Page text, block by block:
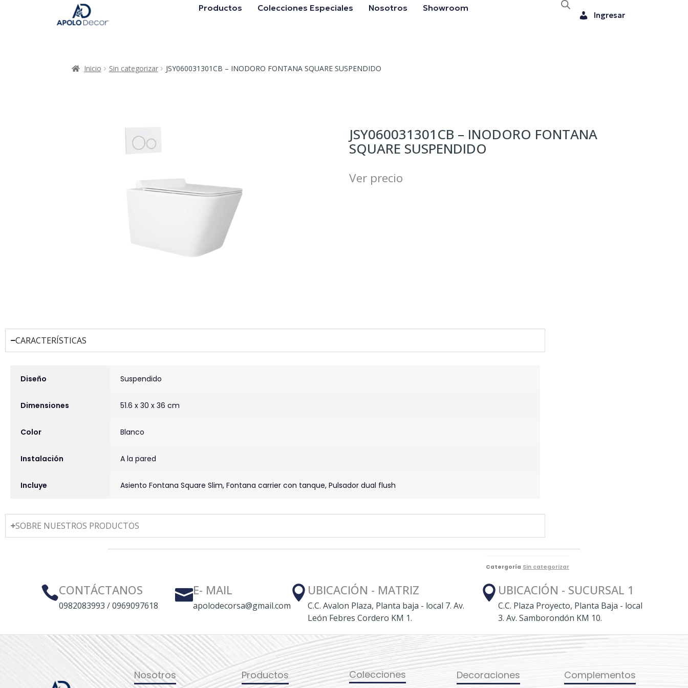
Productos Colecciones Especiales Nosotros Showroom
Ingresar
Inicio Sin categorizar JSY060031301CB – INODORO FONTANA SQUARE SUSPENDIDO
JSY060031301CB – INODORO FONTANA
SQUARE SUSPENDIDO
Ver precio
CARACTERÍSTICAS
Diseño Suspendido
Dimensiones 51.6 x 30 x 36 cm
Color Blanco
Instalación A la pared
Incluye Asiento Fontana Square Slim, Fontana carrier con tanque, Pulsador dual flush
SOBRE NUESTROS PRODUCTOS
Catergoría Sin categorizar
CONTÁCTANOS
0982083993 / 0969097618
E- MAIL
apolodecorsa@gmail.com
UBICACIÓN - MATRIZ
C.C. Avalon Plaza, Planta baja - local 7. Av.
León Febres Cordero KM 1.
UBICACIÓN - SUCURSAL 1
C.C. Plaza Proyecto, Planta Baja - local
3. Av. Samborondón KM 10.
Nosotros Productos Colecciones Decoraciones Complementos